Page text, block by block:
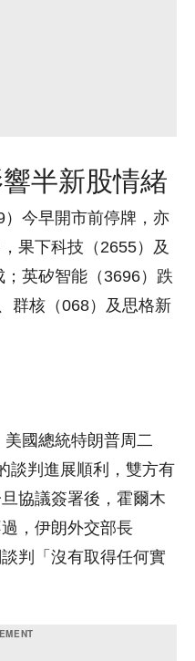
半新股情緒
今早開市前停牌，亦
果下科技（2655）及
英矽智能（3696）跌
群核（068）及思格新
國總統特朗普周二
談判進展順利，雙方有
協議簽署後，霍爾木
，伊朗外交部長
判「沒有取得任何實